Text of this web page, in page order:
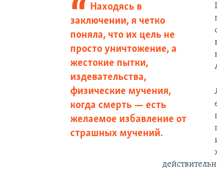
Находясь в
заключении, я четко
поняла, что их цель не
просто уничтожение, а
жестокие пытки,
издевательства,
физические мучения,
когда смерть — есть
желаемое избавление от
страшных мучений.